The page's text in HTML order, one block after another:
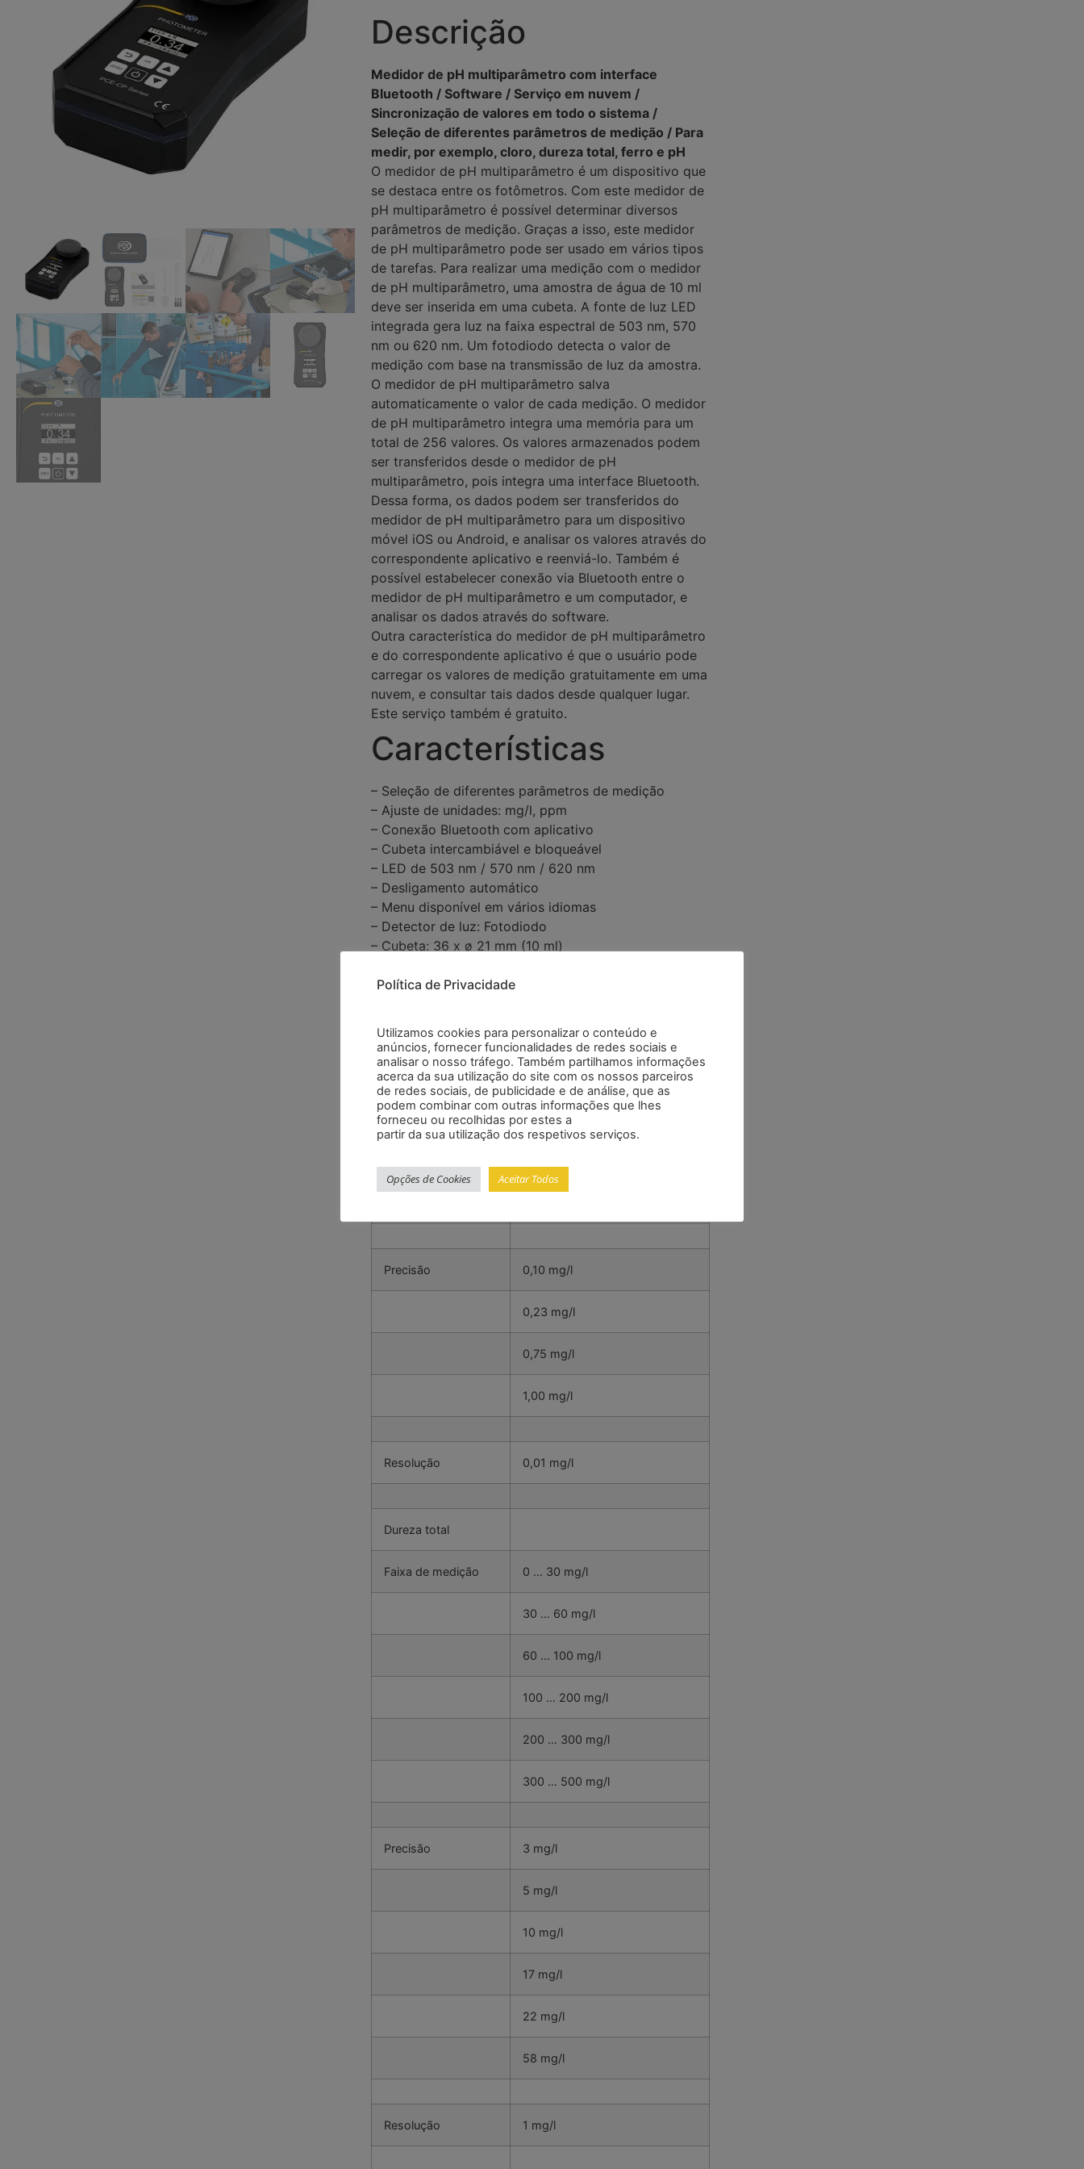
Descrição
Medidor de pH multiparâmetro com interface
Bluetooth / Software / Serviço em nuvem /
Sincronização de valores em todo o sistema /
Seleção de diferentes parâmetros de medição / Para
medir, por exemplo, cloro, dureza total, ferro e pH
O medidor de pH multiparâmetro é um dispositivo que
se destaca entre os fotômetros. Com este medidor de
pH multiparâmetro é possível determinar diversos
parâmetros de medição. Graças a isso, este medidor
de pH multiparâmetro pode ser usado em vários tipos
de tarefas. Para realizar uma medição com o medidor
de pH multiparâmetro, uma amostra de água de 10 ml
deve ser inserida em uma cubeta. A fonte de luz LED
integrada gera luz na faixa espectral de 503 nm, 570
nm ou 620 nm. Um fotodiodo detecta o valor de
medição com base na transmissão de luz da amostra.
O medidor de pH multiparâmetro salva
automaticamente o valor de cada medição. O medidor
de pH multiparâmetro integra uma memória para um
total de 256 valores. Os valores armazenados podem
ser transferidos desde o medidor de pH
multiparâmetro, pois integra uma interface Bluetooth.
Dessa forma, os dados podem ser transferidos do
medidor de pH multiparâmetro para um dispositivo
móvel iOS ou Android, e analisar os valores através do
correspondente aplicativo e reenviá-lo. Também é
possível estabelecer conexão via Bluetooth entre o
medidor de pH multiparâmetro e um computador, e
analisar os dados através do software.
Outra característica do medidor de pH multiparâmetro
e do correspondente aplicativo é que o usuário pode
carregar os valores de medição gratuitamente em uma
nuvem, e consultar tais dados desde qualquer lugar.
Este serviço também é gratuito.
Características
– Seleção de diferentes parâmetros de medição
– Ajuste de unidades: mg/l, ppm
– Conexão Bluetooth com aplicativo
– Cubeta intercambiável e bloqueável
– LED de 503 nm / 570 nm / 620 nm
– Desligamento automático
– Menu disponível em vários idiomas
– Detector de luz: Fotodiodo
– Cubeta: 36 x ø 21 mm (10 ml)
Especificações
Cloro
Faixa de medição 0,00 … 2,00 mg/l
2,00 … 3,00 mg/l
Precisão 0,10 mg/l
0,23 mg/l
0,75 mg/l
1,00 mg/l
Resolução 0,01 mg/l
Dureza total
Faixa de medição 0 … 30 mg/l
30 … 60 mg/l
60 … 100 mg/l
100 … 200 mg/l
200 … 300 mg/l
300 … 500 mg/l
Precisão 3 mg/l
5 mg/l
10 mg/l
17 mg/l
22 mg/l
58 mg/l
Resolução 1 mg/l
Política de Privacidade
Utilizamos cookies para personalizar o conteúdo e
anúncios, fornecer funcionalidades de redes sociais e
analisar o nosso tráfego. Também partilhamos informações
acerca da sua utilização do site com os nossos parceiros
de redes sociais, de publicidade e de análise, que as
podem combinar com outras informações que lhes
forneceu ou recolhidas por estes a
partir da sua utilização dos respetivos serviços.
Opções de Cookies Aceitar Todos